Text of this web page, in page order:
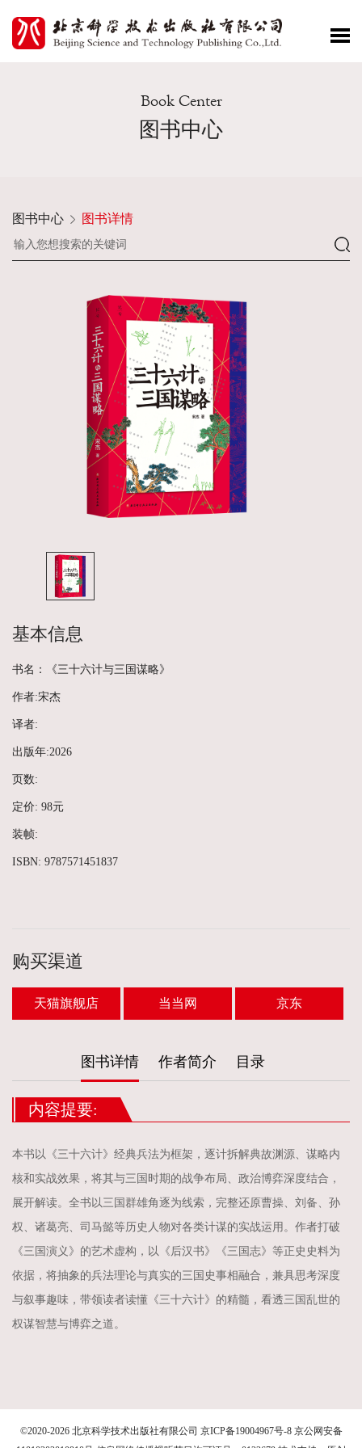
Book Center
图书中心
图书中心 图书详情
基本信息
书名：《三十六计与三国谋略》
作者:宋杰
译者:
出版年:2026
页数:
定价: 98元
装帧:
ISBN: 9787571451837
购买渠道
天猫旗舰店 当当网 京东
图书详情 作者简介 目录
内容提要:
本书以《三十六计》经典兵法为框架，逐计拆解典故渊源、谋略内
核和实战效果，将其与三国时期的战争布局、政治博弈深度结合，
展开解读。全书以三国群雄角逐为线索，完整还原曹操、刘备、孙
权、诸葛亮、司马懿等历史人物对各类计谋的实战运用。作者打破
《三国演义》的艺术虚构，以《后汉书》《三国志》等正史史料为
依据，将抽象的兵法理论与真实的三国史事相融合，兼具思考深度
与叙事趣味，带领读者读懂《三十六计》的精髓，看透三国乱世的
权谋智慧与博弈之道。
©2020-2026 北京科学技术出版社有限公司 京ICP备19004967号-8 京公网安备